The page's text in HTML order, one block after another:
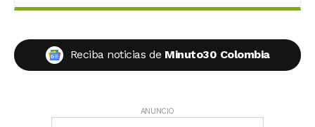
Reciba noticias de Minuto30 Colombia
ANUNCIO